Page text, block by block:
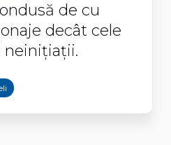
de cu
decât cele
neinițiații.